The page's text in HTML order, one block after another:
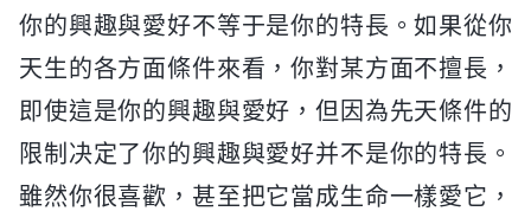
你的興趣與愛好不等于是你的特長。如果從你
天生的各方面條件來看，你對某方面不擅長，
即使這是你的興趣與愛好，但因為先天條件的
限制决定了你的興趣與愛好并不是你的特長。
雖然你很喜歡，甚至把它當成生命一樣愛它，